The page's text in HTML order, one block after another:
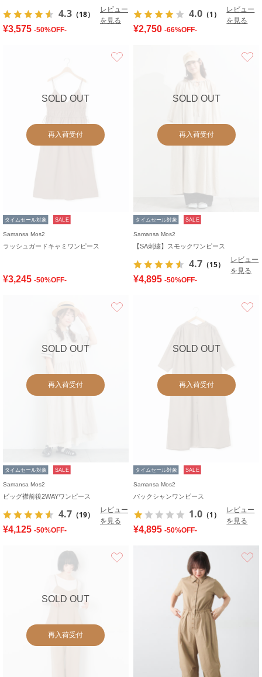
4.3 （18）
レビュー
を見る
¥3,575 -50%OFF-
4.0 （1）
レビュー
を見る
¥2,750 -66%OFF-
SOLD OUT
再入荷受付
タイムセール対象 SALE
Samansa Mos2
ラッシュガードキャミワンピース
¥3,245 -50%OFF-
SOLD OUT
再入荷受付
タイムセール対象 SALE
Samansa Mos2
【SA刺繍】スモックワンピース
4.7 （15）
レビュー
を見る
¥4,895 -50%OFF-
SOLD OUT
再入荷受付
タイムセール対象 SALE
Samansa Mos2
ビッグ襟前後2WAYワンピース
4.7 （19）
レビュー
を見る
¥4,125 -50%OFF-
SOLD OUT
再入荷受付
タイムセール対象 SALE
Samansa Mos2
バックシャンワンピース
1.0 （1）
レビュー
を見る
¥4,895 -50%OFF-
SOLD OUT
再入荷受付